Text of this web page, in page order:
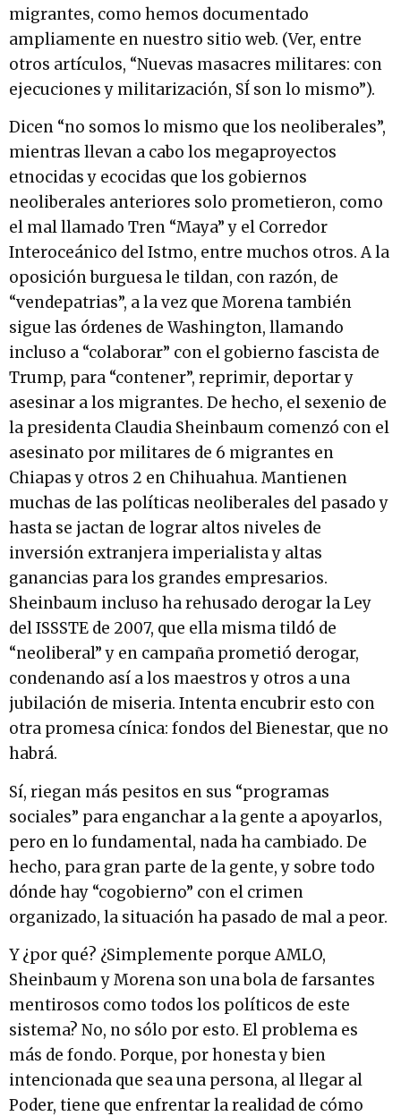
migrantes, como hemos documentado
ampliamente en nuestro sitio web. (Ver, entre
otros artículos, “Nuevas masacres militares: con
ejecuciones y militarización, SÍ son lo mismo”).
Dicen “no somos lo mismo que los neoliberales”,
mientras llevan a cabo los megaproyectos
etnocidas y ecocidas que los gobiernos
neoliberales anteriores solo prometieron, como
el mal llamado Tren “Maya” y el Corredor
Interoceánico del Istmo, entre muchos otros. A la
oposición burguesa le tildan, con razón, de
“vendepatrias”, a la vez que Morena también
sigue las órdenes de Washington, llamando
incluso a “colaborar” con el gobierno fascista de
Trump, para “contener”, reprimir, deportar y
asesinar a los migrantes. De hecho, el sexenio de
la presidenta Claudia Sheinbaum comenzó con el
asesinato por militares de 6 migrantes en
Chiapas y otros 2 en Chihuahua. Mantienen
muchas de las políticas neoliberales del pasado y
hasta se jactan de lograr altos niveles de
inversión extranjera imperialista y altas
ganancias para los grandes empresarios.
Sheinbaum incluso ha rehusado derogar la Ley
del ISSSTE de 2007, que ella misma tildó de
“neoliberal” y en campaña prometió derogar,
condenando así a los maestros y otros a una
jubilación de miseria. Intenta encubrir esto con
otra promesa cínica: fondos del Bienestar, que no
habrá.
Sí, riegan más pesitos en sus “programas
sociales” para enganchar a la gente a apoyarlos,
pero en lo fundamental, nada ha cambiado. De
hecho, para gran parte de la gente, y sobre todo
dónde hay “cogobierno” con el crimen
organizado, la situación ha pasado de mal a peor.
Y ¿por qué? ¿Simplemente porque AMLO,
Sheinbaum y Morena son una bola de farsantes
mentirosos como todos los políticos de este
sistema? No, no sólo por esto. El problema es
más de fondo. Porque, por honesta y bien
intencionada que sea una persona, al llegar al
Poder, tiene que enfrentar la realidad de cómo